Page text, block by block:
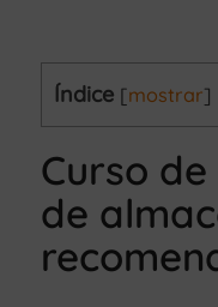
Índice [mostrar]
Curso
de